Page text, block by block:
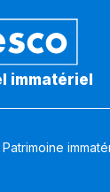
immatériel
Patrimoine